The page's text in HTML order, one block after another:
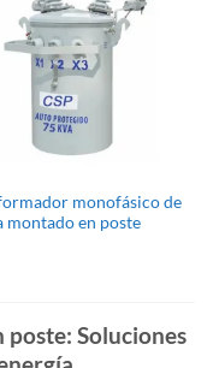
monofásico de
montado en poste
Soluciones